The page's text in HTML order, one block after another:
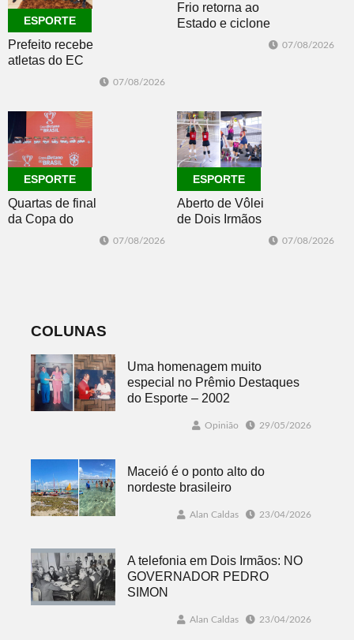
ESPORTE
Prefeito recebe
atletas do EC
Master 65+
07/08/2026
Frio retorna ao
Estado e ciclone
07/08/2026
ESPORTE
Quartas de final
da Copa do
Brasil 2026: veja
07/08/2026
ESPORTE
Aberto de Vôlei
de Dois Irmãos
07/08/2026
COLUNAS
Uma homenagem muito
especial no Prêmio Destaques
do Esporte – 2002
Opinião 29/05/2026
Maceió é o ponto alto do
nordeste brasileiro
Alan Caldas 23/04/2026
A telefonia em Dois Irmãos: NO
GOVERNADOR PEDRO
SIMON
Alan Caldas 23/04/2026